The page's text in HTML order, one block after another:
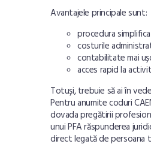
Avantajele principale sunt:
procedura
costurile
contabilitate mai
acces rapid la
Totuși, trebuie să ai în
Pentru anumite coduri
dovada pregătirii
unui PFA răspunderea
direct legată de persoana